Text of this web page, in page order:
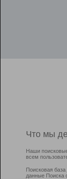
Что мы
Наши
всем
Поисковая
данные Поиска